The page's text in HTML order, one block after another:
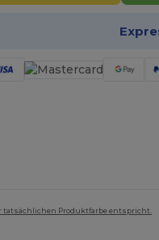
tatsächlichen Produktfarbe entspricht.